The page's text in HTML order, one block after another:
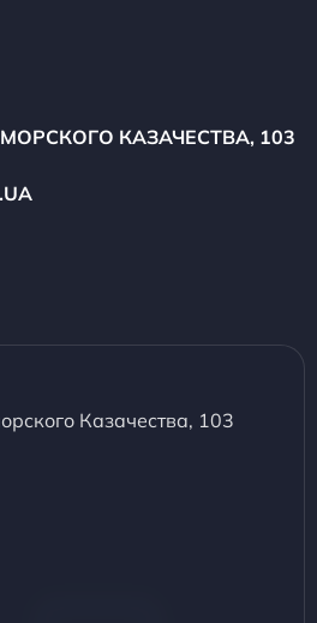
КАЗАЧЕСТВА, 103
Казачества, 103